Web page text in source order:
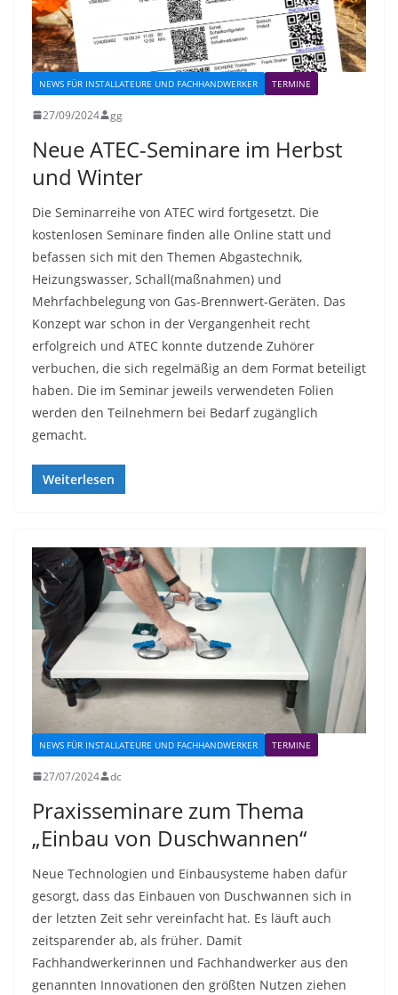
NEWS FÜR INSTALLATEURE UND FACHHANDWERKER TERMINE
27/09/2024 gg
Neue ATEC-Seminare im Herbst
und Winter
Die Seminarreihe von ATEC wird fortgesetzt. Die
kostenlosen Seminare finden alle Online statt und
befassen sich mit den Themen Abgastechnik,
Heizungswasser, Schall(maßnahmen) und
Mehrfachbelegung von Gas-Brennwert-Geräten. Das
Konzept war schon in der Vergangenheit recht
erfolgreich und ATEC konnte dutzende Zuhörer
verbuchen, die sich regelmäßig an dem Format beteiligt
haben. Die im Seminar jeweils verwendeten Folien
werden den Teilnehmern bei Bedarf zugänglich
gemacht.
Weiterlesen
NEWS FÜR INSTALLATEURE UND FACHHANDWERKER TERMINE
27/07/2024 dc
Praxisseminare zum Thema
„Einbau von Duschwannen“
Neue Technologien und Einbausysteme haben dafür
gesorgt, dass das Einbauen von Duschwannen sich in
der letzten Zeit sehr vereinfacht hat. Es läuft auch
zeitsparender ab, als früher. Damit
Fachhandwerkerinnen und Fachhandwerker aus den
genannten Innovationen den größten Nutzen ziehen